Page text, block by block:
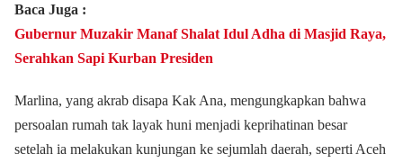
Baca Juga :
Gubernur Muzakir Manaf Shalat Idul Adha di Masjid Raya,
Serahkan Sapi Kurban Presiden
Marlina, yang akrab disapa Kak Ana, mengungkapkan bahwa
persoalan rumah tak layak huni menjadi keprihatinan besar
setelah ia melakukan kunjungan ke sejumlah daerah, seperti Aceh